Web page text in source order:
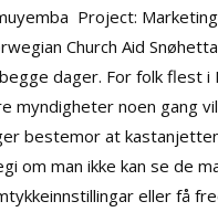
Project:
Church Aid
dager. For folk
noen gang
bestemor at
om man ikke kan se de
eller få